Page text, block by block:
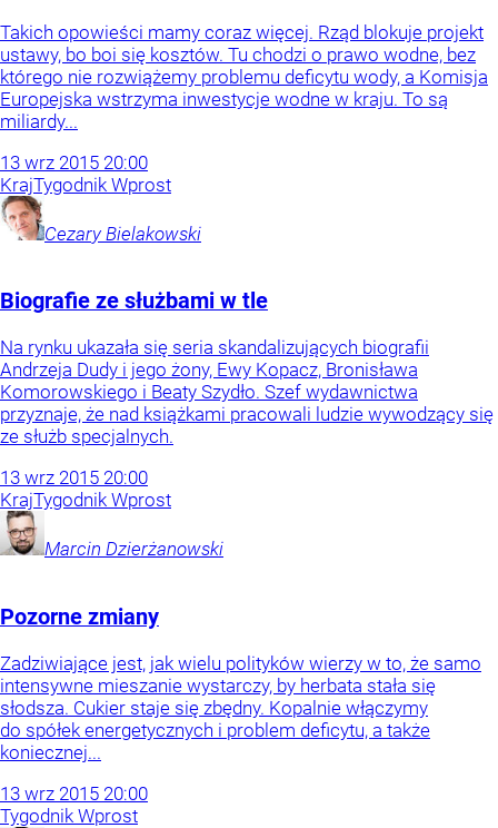
Takich opowieści mamy coraz więcej. Rząd blokuje projekt
ustawy, bo boi się kosztów. Tu chodzi o prawo wodne, bez
którego nie rozwiążemy problemu deficytu wody, a Komisja
Europejska wstrzyma inwestycje wodne w kraju. To są
miliardy...
13 wrz 2015 20:00
KrajTygodnik Wprost
Cezary Bielakowski
Biografie ze służbami w tle
Na rynku ukazała się seria skandalizujących biografii
Andrzeja Dudy i jego żony, Ewy Kopacz, Bronisława
Komorowskiego i Beaty Szydło. Szef wydawnictwa
przyznaje, że nad książkami pracowali ludzie wywodzący się
ze służb specjalnych.
13 wrz 2015 20:00
KrajTygodnik Wprost
Marcin Dzierżanowski
Pozorne zmiany
Zadziwiające jest, jak wielu polityków wierzy w to, że samo
intensywne mieszanie wystarczy, by herbata stała się
słodsza. Cukier staje się zbędny. Kopalnie włączymy
do spółek energetycznych i problem deficytu, a także
koniecznej...
13 wrz 2015 20:00
Tygodnik Wprost